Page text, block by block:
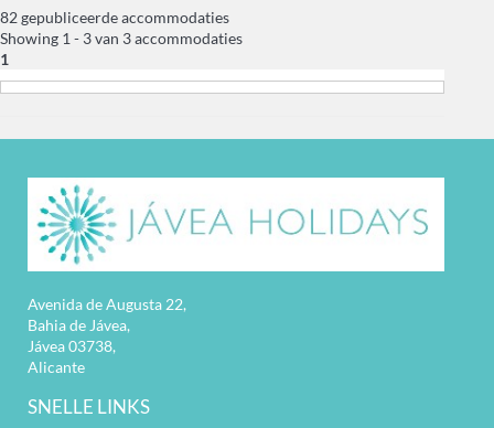
82 gepubliceerde accommodaties
Showing 1 - 3 van 3 accommodaties
1
Avenida de Augusta 22,
Bahia de Jávea,
Jávea 03738,
Alicante
SNELLE LINKS